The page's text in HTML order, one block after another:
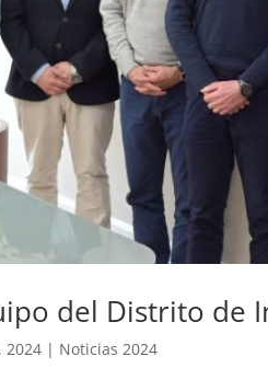
del Distrito de
2024 | Noticias 2024